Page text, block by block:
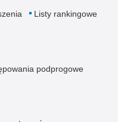
Listy rankingowe
podprogowe